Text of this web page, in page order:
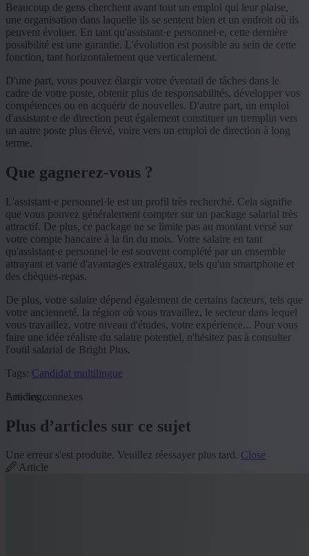
Beaucoup de gens cherchent avant tout un emploi qui leur plaise,
une organisation dans laquelle ils se sentent bien et un endroit où ils
peuvent évoluer. En tant qu'assistant·e personnel·e, cette dernière
possibilité est une garantie. L'évolution est possible au sein de cette
fonction, tant horizontalement que verticalement.
D'une part, vous pouvez élargir votre éventail de tâches dans le
cadre de votre poste, obtenir plus de responsabilités, développer vos
compétences ou en acquérir de nouvelles. D'autre part, un emploi
d'assistant·e de direction peut également constituer un tremplin vers
un autre poste plus élevé, voire vers un emploi de direction à long
terme.
Que gagnerez-vous ?
L'assistant·e personnel·le est un profil très recherché. Cela signifie
que vous pouvez généralement compter sur un package salarial très
attractif. De plus, ce package ne se limite pas au montant versé sur
votre compte bancaire à la fin du mois. Votre salaire en tant
qu'assistant·e personnel·le est souvent complété par un ensemble
attrayant et varié d'avantages extralégaux, tels qu'un smartphone et
des chèques-repas.
De plus, votre salaire dépend également de certains facteurs, tels que
votre ancienneté, la région où vous travaillez, le secteur dans lequel
vous travaillez, votre niveau d'études, votre expérience... Pour vous
faire une idée réaliste du salaire potentiel, n'hésitez pas à consulter
l'outil salarial de Bright Plus.
Tags: Candidat multilingue
Loading...
Articles connexes
Plus d’articles sur ce sujet
Une erreur s'est produite. Veuillez réessayer plus tard. Close
Article